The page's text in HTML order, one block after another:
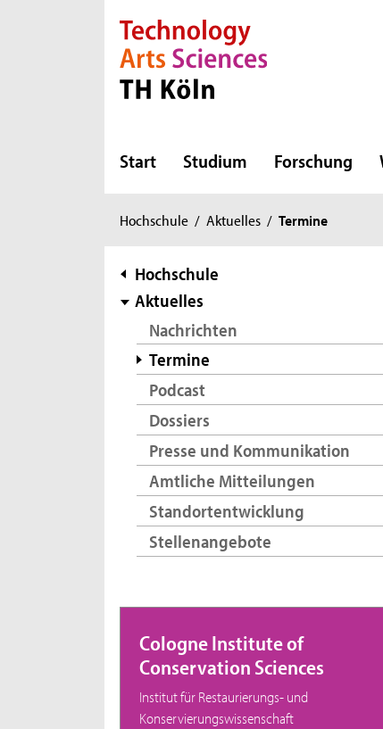
Direkt zur Hauptnavigation
Direkt zur Subnavigation
Direkt zum Inhalt
Direkt zum Fußbereich
Start Studium Forschung
Sie
hier:
Hochschule / Aktuelles / Termine
Subnavigation
Hochschule
Aktuelles
Nachrichten
Termine
Podcast
Dossiers
Presse und Kommunikation
Amtliche Mitteilungen
Standortentwicklung
Stellenangebote
Cologne Institute of
Conservation Sciences
Institut für Restaurierungs- und
Konservierungswissenschaft